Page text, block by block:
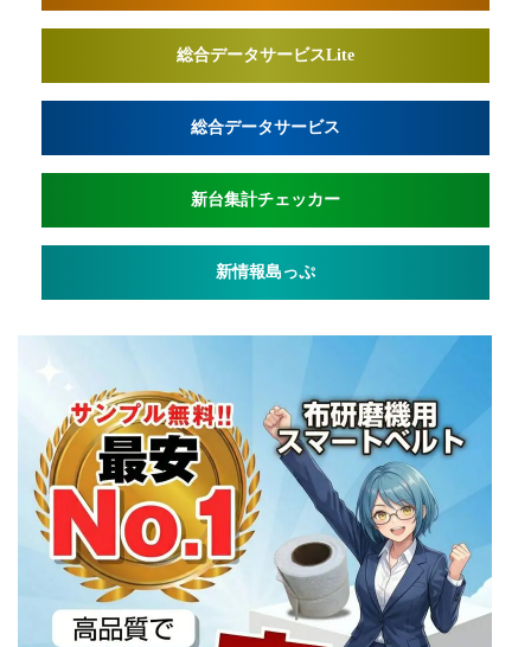
総合データサービスLite
総合データサービス
新台集計チェッカー
新情報島っぷ